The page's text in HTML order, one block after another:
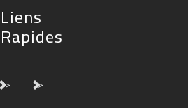
Liens
Rapides
"> ">